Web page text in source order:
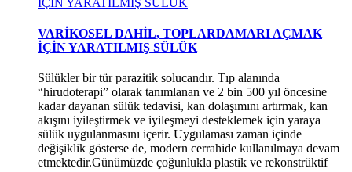
VARİKOSEL DAHİL, TOPLARDAMARI AÇMAK
İÇİN YARATILMIŞ SÜLÜK
Sülükler bir tür parazitik solucandır. Tıp alanında
“hirudoterapi” olarak tanımlanan ve 2 bin 500 yıl öncesine
kadar dayanan sülük tedavisi, kan dolaşımını artırmak, kan
akışını iyileştirmek ve iyileşmeyi desteklemek için yaraya
sülük uygulanmasını içerir. Uygulaması zaman içinde
değişiklik gösterse de, modern cerrahide kullanılmaya devam
etmektedir.Günümüzde çoğunlukla plastik ve rekonstrüktif
*